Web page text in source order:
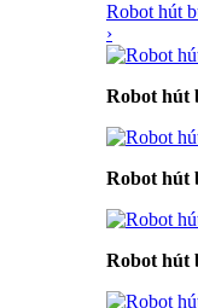
Robot hút
›
Robot hút
Robot hút
Robot hút